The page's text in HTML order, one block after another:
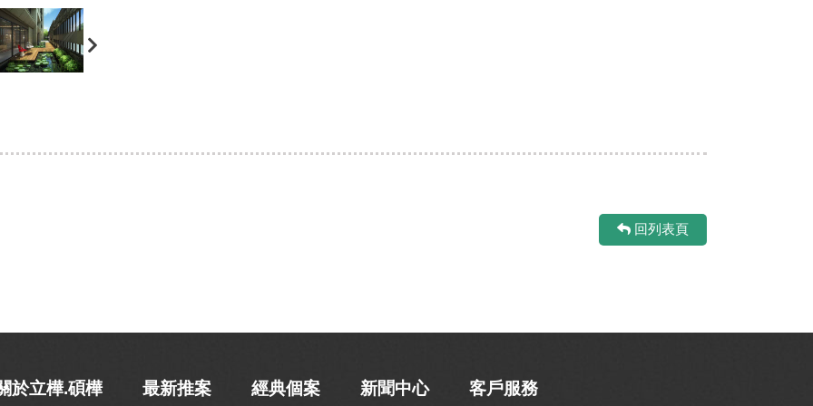
回列表頁
於立樺.碩樺 最新推案 經典個案 新聞中心 客戶服務